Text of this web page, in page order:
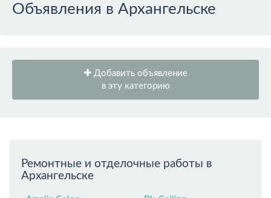
Объявления в Архангельске
Добавить объявление
в эту категорию
Ремонтные и отделочные работы в
Архангельске